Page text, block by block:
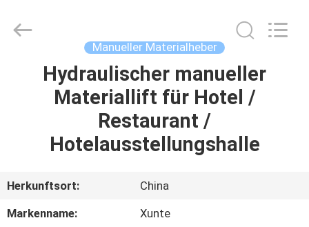
HAUSE
PRODUKTE
ÜBER
UNS
LTD.
Manueller Materialheber
Hydraulischer manueller
Materiallift für Hotel /
Restaurant /
Hotelausstellungshalle
Herkunftsort:
China
Markenname:
Xunte